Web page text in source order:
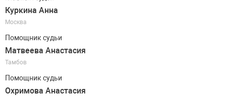
Куркина Анна
Москва
Помощник судьи
Матвеева Анастасия
Тамбов
Помощник судьи
Охримова Анастасия